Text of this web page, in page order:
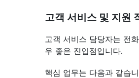
고객 서비스 및 지원
고객 서비스 담당자는 전
우 좋은 진입점입니다.
핵심 업무는 다음과 같습